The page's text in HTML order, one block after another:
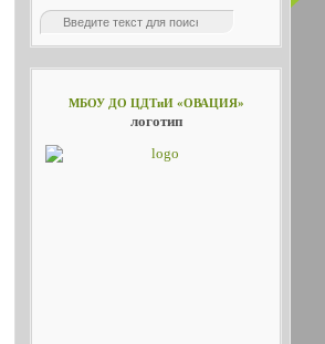
МБОУ ДО ЦДТиИ «ОВАЦИЯ»
логотип